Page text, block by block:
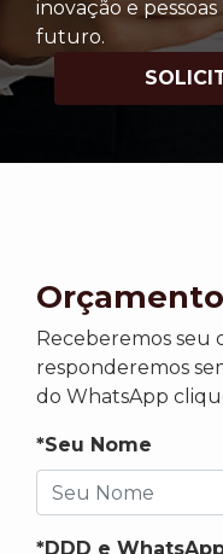
inovação e
futuro.
Receberemos
responderemos
do WhatsApp
*Seu Nome
*DDD e